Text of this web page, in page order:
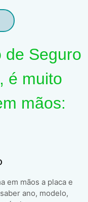
de Seguro
é muito
mãos:
em mãos a placa e
ano, modelo,